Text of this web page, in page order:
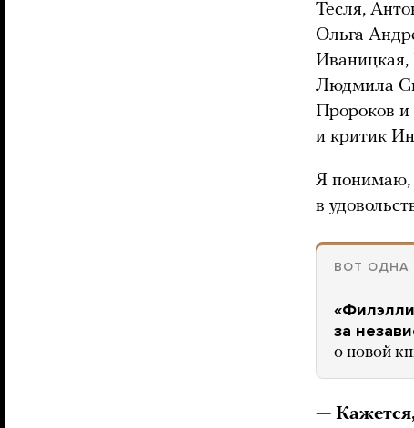
Тесля,
Ольга
Людмила
Пророков и
и критик
Я понимаю,
в
ВОТ ОДНА
за
о новой
—